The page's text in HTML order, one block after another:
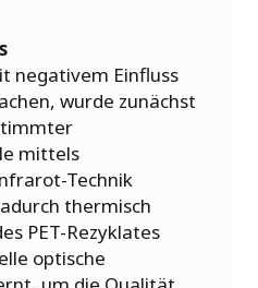
negativem Einfluss
wurde zunächst
mittels
Technik
thermisch
PET-Rezyklates
optische